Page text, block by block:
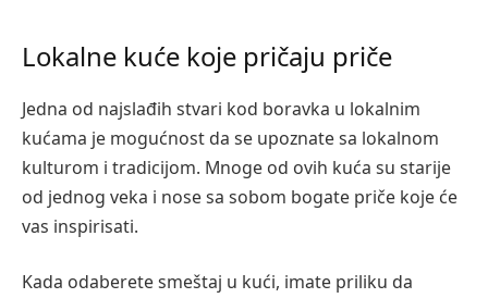
Lokalne kuće koje pričaju priče
Jedna od najslađih stvari kod boravka u lokalnim
kućama je mogućnost da se upoznate sa lokalnom
kulturom i tradicijom. Mnoge od ovih kuća su starije
od jednog veka i nose sa sobom bogate priče koje će
vas inspirisati.
Kada odaberete smeštaj u kući, imate priliku da